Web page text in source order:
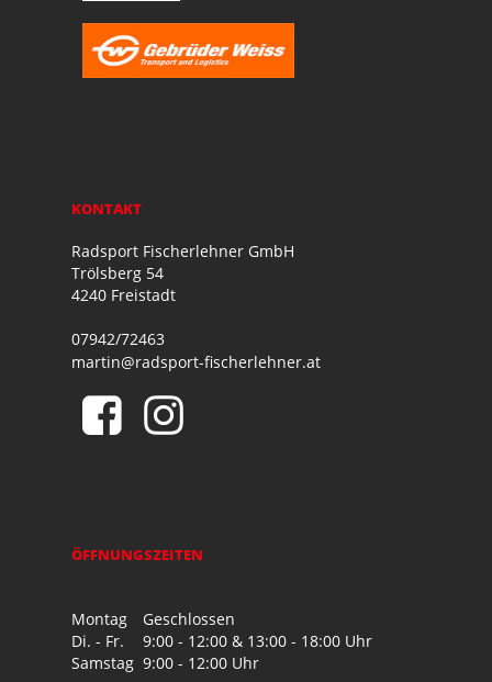
KONTAKT
Radsport Fischerlehner GmbH
Trölsberg 54
4240 Freistadt
07942/72463
martin@radsport-fischerlehner.at
ÖFFNUNGSZEITEN
Montag
Geschlossen
Di. - Fr.
9:00 - 12:00 & 13:00 - 18:00 Uhr
Samstag 9:00 - 12:00 Uhr